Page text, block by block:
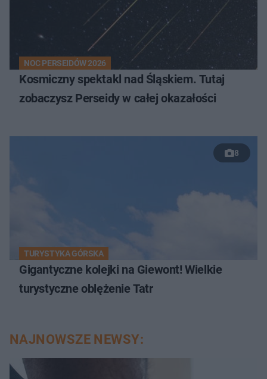
NOC PERSEIDÓW 2026
Kosmiczny spektakl nad Śląskiem. Tutaj
zobaczysz Perseidy w całej okazałości
8
TURYSTYKA GÓRSKA
Gigantyczne kolejki na Giewont! Wielkie
turystyczne oblężenie Tatr
NAJNOWSZE NEWSY: